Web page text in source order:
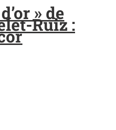
» de
Ruiz :